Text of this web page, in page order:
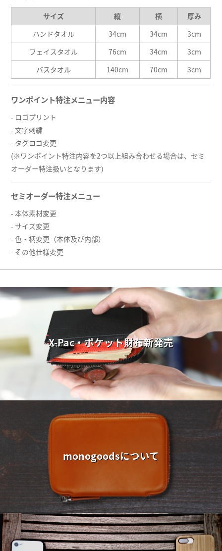
サイズ 縦 横
厚み
ハンドタオル
34cm 34cm
3cm
フェイスタオル
76cm 34cm
3cm
バスタオル
140cm 70cm 3cm
ワンポイント特注メニュー内容
- ロゴプリント
- 文字刺繍
- タグロゴ変更
(※ワンポイント特注内容を2つ以上組み合わせる場合は、セミ
オーダー特注扱いとなります)
セミオーダー特注メニュー
- 本体素材変更
- サイズ変更
- 色・柄変更（本体及び内部）
- その他仕様変更
X-Pac・ポケット財布新発売
monogoodsについて